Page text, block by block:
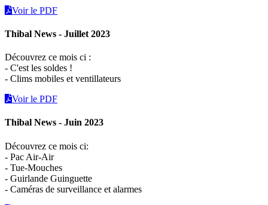
Voir le PDF
Thibal News - Juillet 2023
Découvrez ce mois ci :
- C'est les soldes !
- Clims mobiles et ventillateurs
Voir le PDF
Thibal News - Juin 2023
Découvrez ce mois ci:
- Pac Air-Air
- Tue-Mouches
- Guirlande Guinguette
- Caméras de surveillance et alarmes